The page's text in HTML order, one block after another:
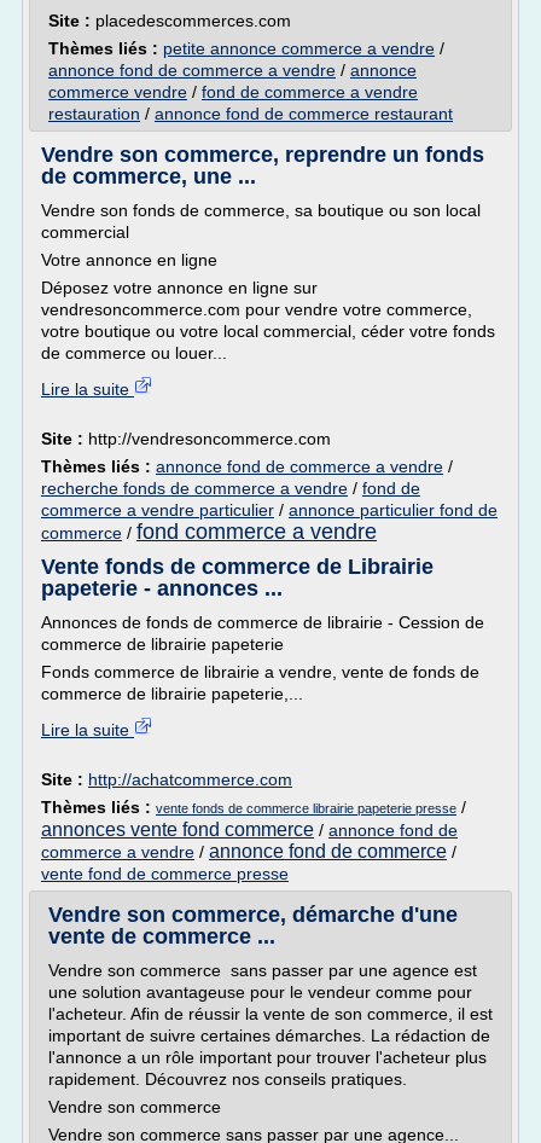
Site : placedescommerces.com
Thèmes liés : petite annonce commerce a vendre /
annonce fond de commerce a vendre / annonce
commerce vendre / fond de commerce a vendre
restauration / annonce fond de commerce restaurant
Vendre son commerce, reprendre un fonds
de commerce, une ...
Vendre son fonds de commerce, sa boutique ou son local
commercial
Votre annonce en ligne
Déposez votre annonce en ligne sur
vendresoncommerce.com pour vendre votre commerce,
votre boutique ou votre local commercial, céder votre fonds
de commerce ou louer...
Lire la suite
Site : http://vendresoncommerce.com
Thèmes liés : annonce fond de commerce a vendre /
recherche fonds de commerce a vendre / fond de
commerce a vendre particulier / annonce particulier fond de
commerce / fond commerce a vendre
Vente fonds de commerce de Librairie
papeterie - annonces ...
Annonces de fonds de commerce de librairie - Cession de
commerce de librairie papeterie
Fonds commerce de librairie a vendre, vente de fonds de
commerce de librairie papeterie,...
Lire la suite
Site : http://achatcommerce.com
Thèmes liés : vente fonds de commerce librairie papeterie presse /
annonces vente fond commerce / annonce fond de
commerce a vendre / annonce fond de commerce /
vente fond de commerce presse
Vendre son commerce, démarche d'une
vente de commerce ...
Vendre son commerce sans passer par une agence est
une solution avantageuse pour le vendeur comme pour
l'acheteur. Afin de réussir la vente de son commerce, il est
important de suivre certaines démarches. La rédaction de
l'annonce a un rôle important pour trouver l'acheteur plus
rapidement. Découvrez nos conseils pratiques.
Vendre son commerce
Vendre son commerce sans passer par une agence...